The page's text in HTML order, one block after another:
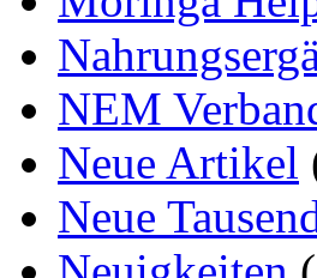
NEM
Neue Artikel
Neue